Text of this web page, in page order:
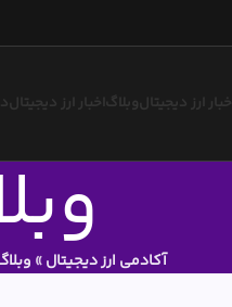
اخبار ارز دیجیتالوبلاگ اخبار ارز دیجیتال
آکادمی ارز دیجیتال»